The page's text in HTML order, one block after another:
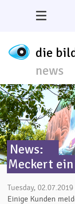
die
news
News:
​Meckert
Tuesday, 02.07.2019
Einige Kunden